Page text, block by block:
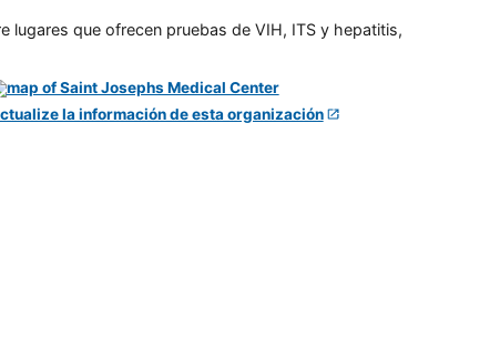
lugares que ofrecen pruebas de VIH, ITS y hepatitis,
la información de esta organización